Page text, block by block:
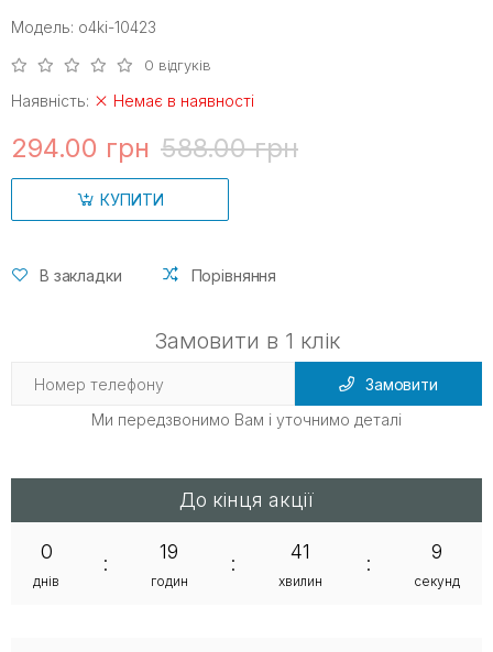
Модель: o4ki-10423
0 відгуків
Наявність: Немає в наявності
294.00 грн 588.00 грн
КУПИТИ
В закладки Порівняння
Замовити в 1 клік
Замовити
Ми передзвонимо Вам і уточнимо деталі
До кінця акції
0
днів
:
19
годин
:
41
хвилин
:
9
секунд